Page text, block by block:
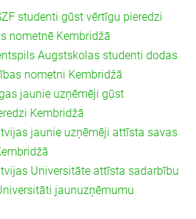
studenti gūst vērtīgu pieredzi
nometnē Kembridžā
Augstskolas studenti dodas
nometni Kembridžā
jaunie uzņēmēji gūst
Kembridžā
jaunie uzņēmēji attīsta savas
Universitāte attīsta sadarbību
jaunuzņēmumu